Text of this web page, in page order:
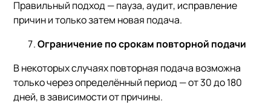
Правильный подход — пауза, аудит, исправление
причин и только затем новая подача.
Ограничение по срокам повторной подачи
В некоторых случаях повторная подача возможна
только через определённый период — от 30 до 180
дней, в зависимости от причины.